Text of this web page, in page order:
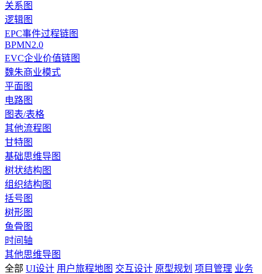
关系图
逻辑图
EPC事件过程链图
BPMN2.0
EVC企业价值链图
魏朱商业模式
平面图
电路图
图表/表格
其他流程图
甘特图
基础思维导图
树状结构图
组织结构图
括号图
树形图
鱼骨图
时间轴
其他思维导图
全部 UI设计 用户旅程地图 交互设计 原型规划 项目管理 业务